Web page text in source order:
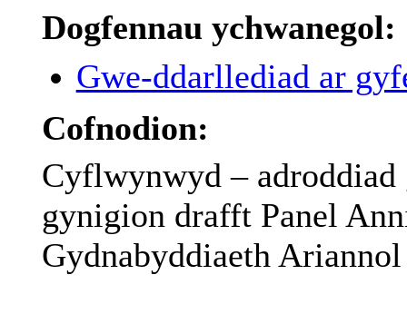
Dogfennau ychwanegol:
Gwe-ddarllediad ar
Cofnodion:
Cyflwynwyd – adroddiad
gynigion drafftPanel
Gydnabyddiaeth Ariannol